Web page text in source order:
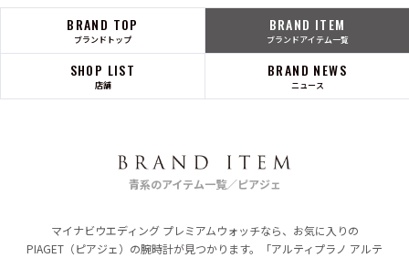
BRAND TOP
ブランドトップ
BRAND ITEM
ブランドアイテム一覧
SHOP LIST
店舗
BRAND NEWS
ニュース
青系のアイテム一覧／ピアジェ
マイナビウエディング プレミアムウォッチなら、お気に入りの
PIAGET（ピアジェ）の腕時計が見つかります。「アルティプラノ アルテ